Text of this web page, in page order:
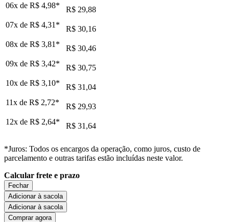
06x de R$ 4,98*
R$ 29,88
07x de R$ 4,31 *
R$ 30,16
08x de R$ 3,81 *
R$ 30,46
09x de R$ 3,42*
R$ 30,75
10x de R$ 3,10*
R$ 31,04
11x de R$ 2,72*
R$ 29,93
12x de R$ 2,64* R$ 31,64
*Juros: Todos os encargos da operação, como juros, custo de
parcelamento e outras tarifas estão incluídas neste valor.
Calcular frete e prazo
Fechar
Adicionar à sacola
Adicionar à sacola
Comprar agora